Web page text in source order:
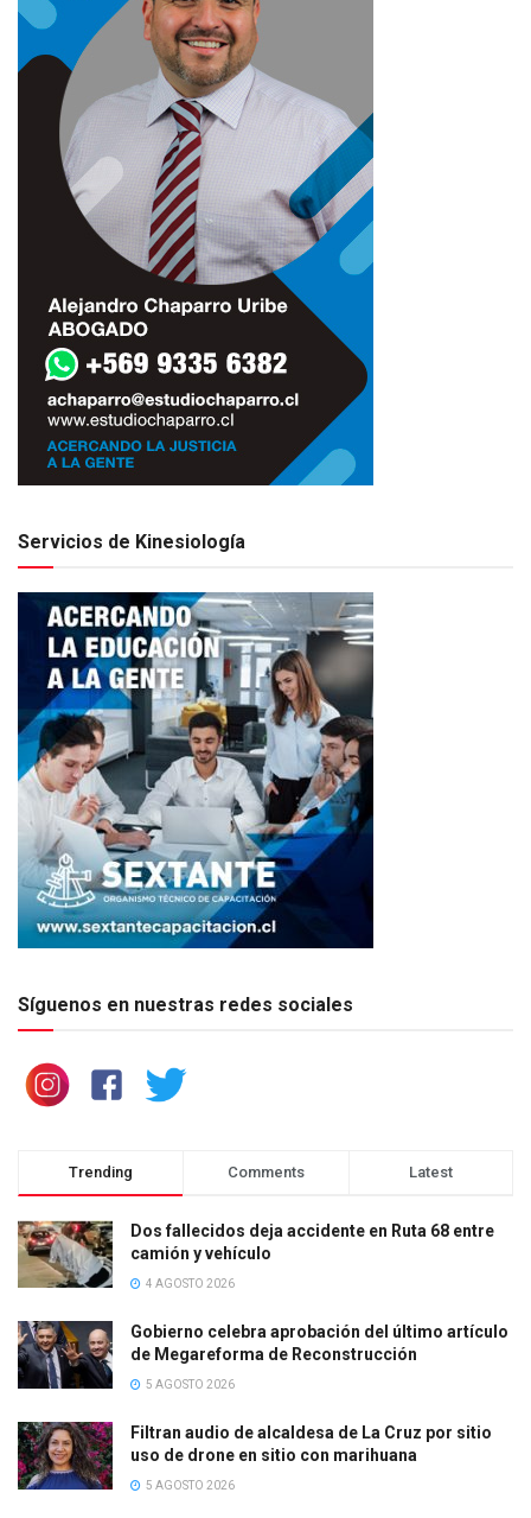
Servicios de Kinesiología
Síguenos en nuestras redes sociales
Trending Comments Latest
Dos fallecidos deja accidente en Ruta 68 entre
camión y vehículo
4 AGOSTO 2026
Gobierno celebra aprobación del último artículo
de Megareforma de Reconstrucción
5 AGOSTO 2026
Filtran audio de alcaldesa de La Cruz por sitio
uso de drone en sitio con marihuana
5 AGOSTO 2026